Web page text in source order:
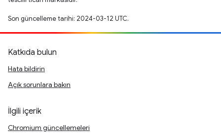
Son güncelleme tarihi: 2024-03-12 UTC.
Katkıda bulun
Hata bildirin
Açık sorunlara bakın
İlgili içerik
Chromium güncellemeleri